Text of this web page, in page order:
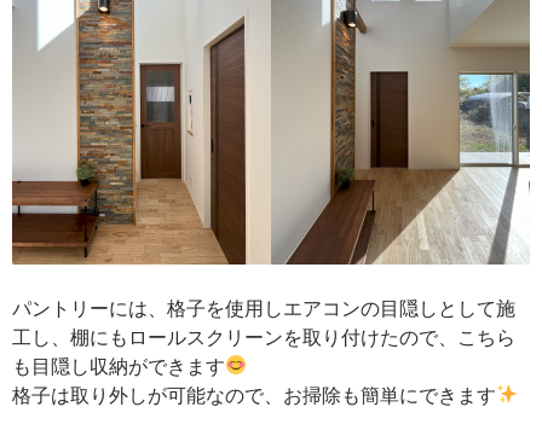
パントリーには、格子を使用しエアコンの目隠しとして施
工し、棚にもロールスクリーンを取り付けたので、こちら
も目隠し収納ができます
格子は取り外しが可能なので、お掃除も簡単にできます